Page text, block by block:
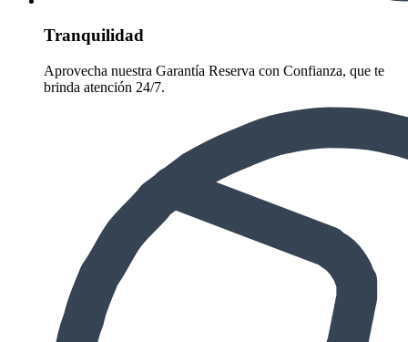
Tranquilidad
Aprovecha nuestra Garantía Reserva con Confianza, que te
brinda atención 24/7.